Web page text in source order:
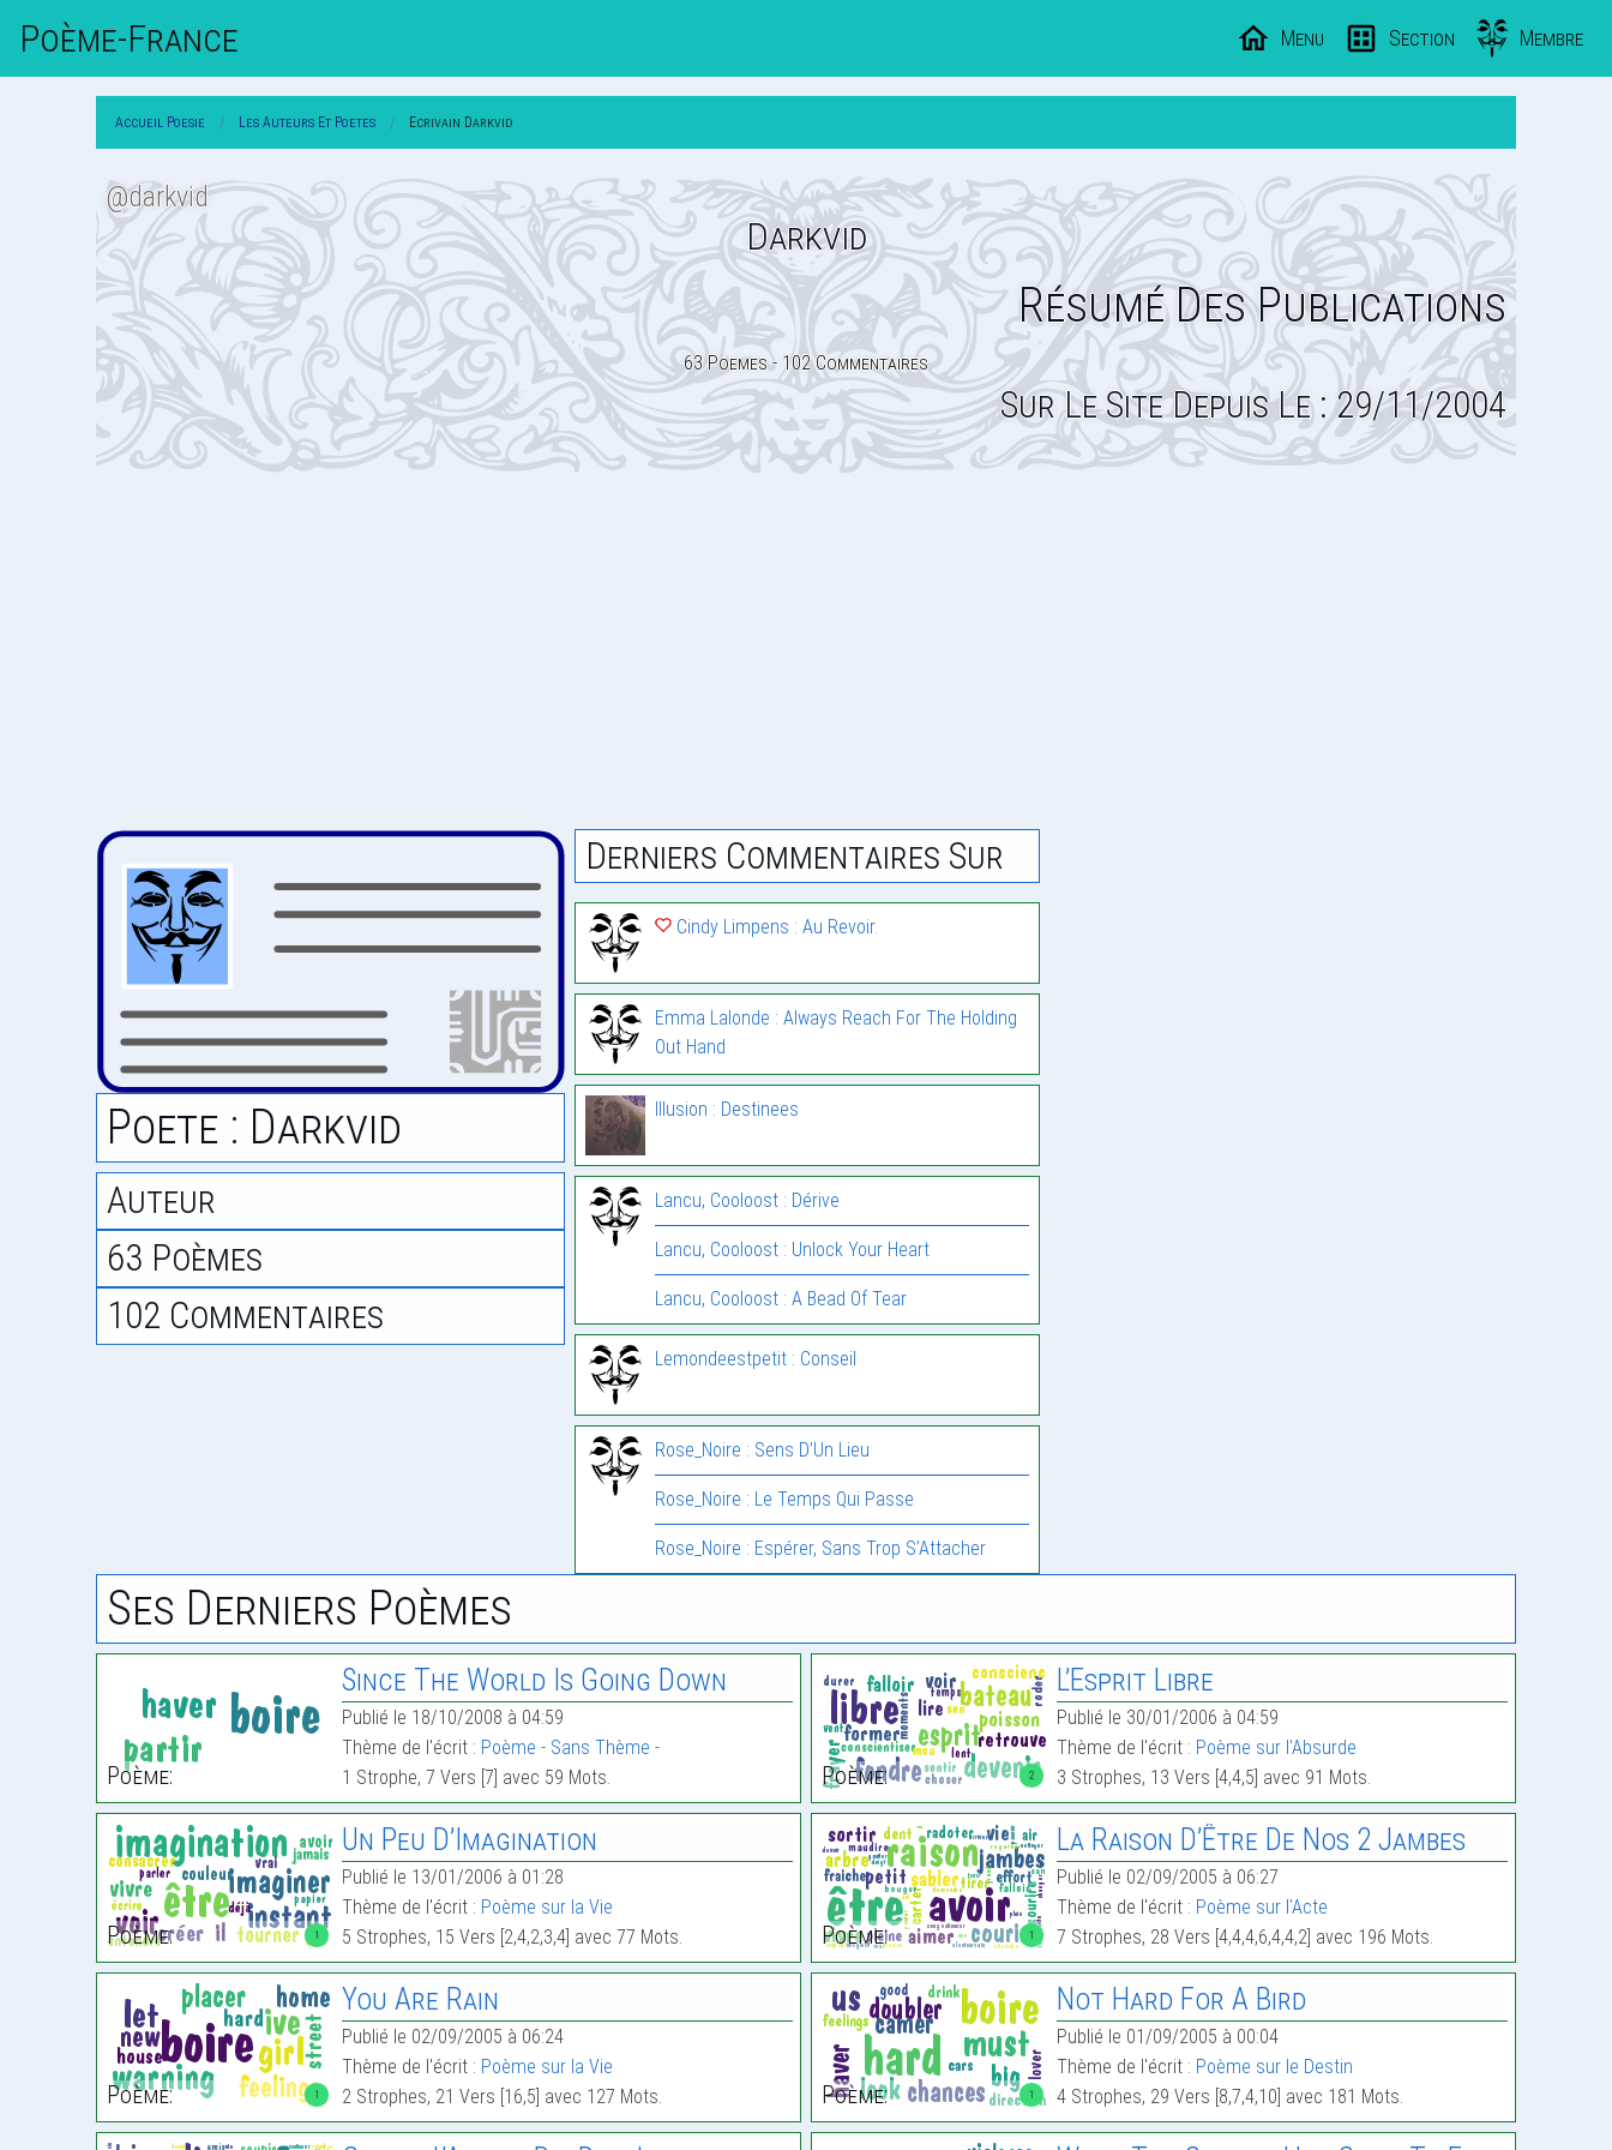
Poème-FrAnce Menu Section Membre
Accueil Poesie Les Auteurs Et Poetes Ecrivain Darkvid
Darkvid
@darkvid
Résumé Des Publications
63 Poemes - 102 Commentaires
Sur Le Site Depuis Le : 29/11/2004
Poete : Darkvid
Auteur
63 Poèmes
102 Commentaires
Derniers Commentaires Sur
Cindy Limpens : Au Revoir.
Emma Lalonde : Always Reach For The Holding
Out Hand
Illusion : Destinees
Lancu, Cooloost : Dérive
Lancu, Cooloost : Unlock Your Heart
Lancu, Cooloost : A Bead Of Tear
Lemondeestpetit : Conseil
Rose_Noire : Sens D’Un Lieu
Rose_Noire : Le Temps Qui Passe
Rose_Noire : Espérer, Sans Trop S’Attacher
Ses Derniers Poèmes
Poème:
Since The World Is Going Down
Publié le 18/10/2008 à 04:59
Thème de l'écrit : Poème - Sans Thème -
1 Strophe, 7 Vers [7] avec 59 Mots.
2
Poème:
L’Esprit Libre
Publié le 30/01/2006 à 04:59
Thème de l'écrit : Poème sur l'Absurde
3 Strophes, 13 Vers [4,4,5] avec 91 Mots.
1
Poème:
Un Peu D’Imagination
Publié le 13/01/2006 à 01:28
Thème de l'écrit : Poème sur la Vie
5 Strophes, 15 Vers [2,4,2,3,4] avec 77 Mots.
1
Poème:
La Raison D’Être De Nos 2 Jambes
Publié le 02/09/2005 à 06:27
Thème de l'écrit : Poème sur l'Acte
7 Strophes, 28 Vers [4,4,4,6,4,4,2] avec 196 Mots.
1
Poème:
You Are Rain
Publié le 02/09/2005 à 06:24
Thème de l'écrit : Poème sur la Vie
2 Strophes, 21 Vers [16,5] avec 127 Mots.
1
Poème:
Not Hard For A Bird
Publié le 01/09/2005 à 00:04
Thème de l'écrit : Poème sur le Destin
4 Strophes, 29 Vers [8,7,4,10] avec 181 Mots.